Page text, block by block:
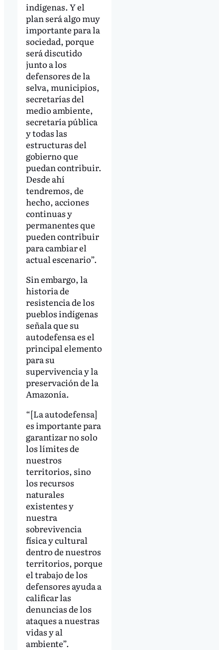
indígenas. Y el
plan será algo muy
importante para la
sociedad, porque
será discutido
junto a los
defensores de la
selva, municipios,
secretarías del
medio ambiente,
secretaría pública
y todas las
estructuras del
gobierno que
puedan contribuir.
Desde ahí
tendremos, de
hecho, acciones
continuas y
permanentes que
pueden contribuir
para cambiar el
actual escenario”.
Sin embargo, la
historia de
resistencia de los
pueblos indígenas
señala que su
autodefensa es el
principal elemento
para su
supervivencia y la
preservación de la
Amazonía.
“[La autodefensa]
es importante para
garantizar no solo
los límites de
nuestros
territorios, sino
los recursos
naturales
existentes y
nuestra
sobrevivencia
física y cultural
dentro de nuestros
territorios, porque
el trabajo de los
defensores ayuda a
calificar las
denuncias de los
ataques a nuestras
vidas y al
ambiente”.